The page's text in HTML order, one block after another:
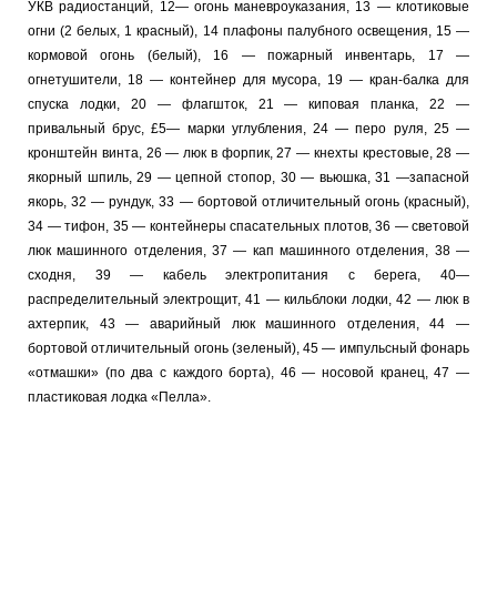
УКВ радиостанций, 12— огонь маневроуказания, 13 — клотиковые
огни (2 белых, 1 красный), 14 плафоны палубного освещения, 15 —
кормовой огонь (белый), 16 — пожарный инвентарь, 17 —
огнетушители, 18 — контейнер для мусора, 19 — кран-балка для
спуска лодки, 20 — флагшток, 21 — киповая планка, 22 —
привальный брус, £5— марки углубления, 24 — перо руля, 25 —
кронштейн винта, 26 — люк в форпик, 27 — кнехты крестовые, 28 —
якорный шпиль, 29 — цепной стопор, 30 — вьюшка, 31 —запасной
якорь, 32 — рундук, 33 — бортовой отличительный огонь (красный),
34 — тифон, 35 — контейнеры спасательных плотов, 36 — световой
люк машинного отделения, 37 — кап машинного отделения, 38 —
сходня, 39 — кабель электропитания с берега, 40—
распределительный электрощит, 41 — кильблоки лодки, 42 — люк в
ахтерпик, 43 — аварийный люк машинного отделения, 44 —
бортовой отличительный огонь (зеленый), 45 — импульсный фонарь
«отмашки» (по два с каждого борта), 46 — носовой кранец, 47 —
пластиковая лодка «Пелла».